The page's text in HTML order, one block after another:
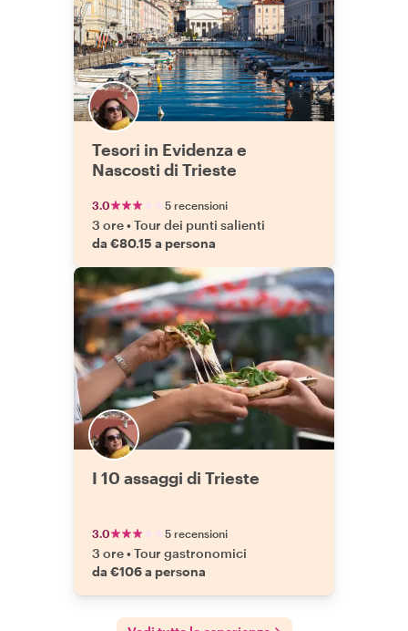
Tesori in Evidenza e
Nascosti di Trieste
3.0 5 recensioni
3 ore•Tour dei punti salienti
da €80.15 a persona
I 10 assaggi di Trieste
3.0 5 recensioni
3 ore•Tour gastronomici
da €106 a persona